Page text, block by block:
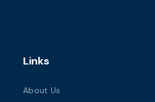
Links
About Us